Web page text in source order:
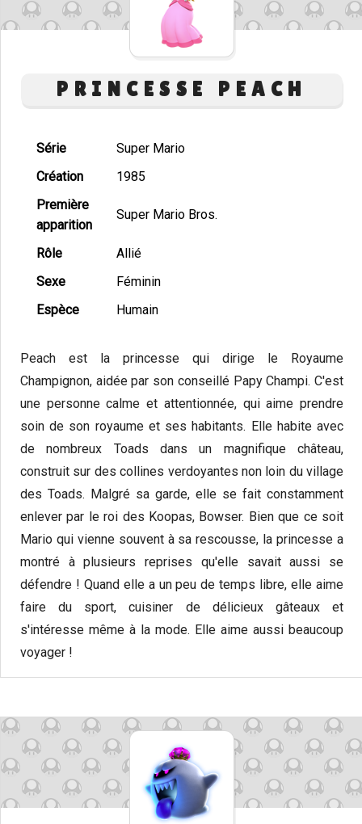
PRINCESSE PEACH
Série
Super Mario
Création
1985
Première
apparition
Super Mario Bros.
Rôle
Allié
Sexe
Féminin
Espèce
Humain
Peach est la princesse qui dirige le Royaume
Champignon, aidée par son conseillé Papy Champi. C'est
une personne calme et attentionnée, qui aime prendre
soin de son royaume et ses habitants. Elle habite avec
de nombreux Toads dans un magnifique château,
construit sur des collines verdoyantes non loin du village
des Toads. Malgré sa garde, elle se fait constamment
enlever par le roi des Koopas, Bowser. Bien que ce soit
Mario qui vienne souvent à sa rescousse, la princesse a
montré à plusieurs reprises qu'elle savait aussi se
défendre ! Quand elle a un peu de temps libre, elle aime
faire du sport, cuisiner de délicieux gâteaux et
s'intéresse même à la mode. Elle aime aussi beaucoup
voyager !